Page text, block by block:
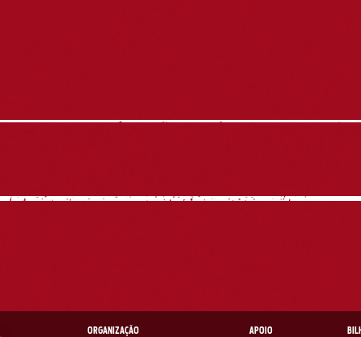
ORGANIZAÇÃO APOIO